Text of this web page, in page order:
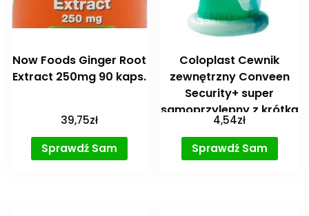
Now Foods Ginger Root
Extract 250mg 90 kaps.
39,75zł
Sprawdź Sam
Coloplast Cewnik
zewnętrzny Conveen
Security+ super
samoprzylepny z krótką
koszulką 1-częściowy
REF 22012, 22013, 22014
4,54zł
Sprawdź Sam